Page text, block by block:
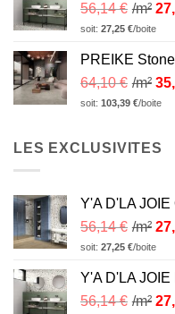
56,14€ /m²
soit: 27,25 €/boite
PREIKE
64,10€ /m²
soit: 103,39 €/boite
LES EXCLUSIVITES
Y'A D'LA
56,14€ /m²
soit: 27,25 €/boite
Y'A D'LA
56,14€ /m²